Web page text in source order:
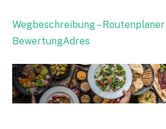
Wegbeschreibung – Routenplaner
BewertungAdres